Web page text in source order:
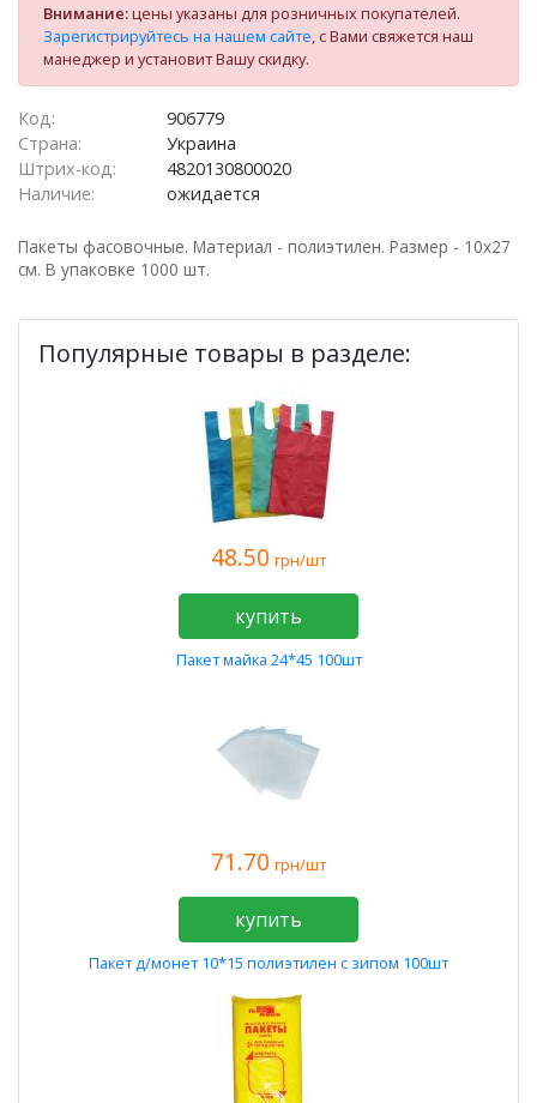
Внимание:цены указаны для розничных покупателей.
Зарегистрируйтесь на нашем сайте , с Вами свяжется наш
манеджер и установит Вашу скидку.
Код:
906779
Страна:
Украина
Штрих-код:
4820130800020
Наличие:
ожидается
Пакеты фасовочные. Материал - полиэтилен. Размер - 10х27
см. В упаковке 1000 шт.
Популярные товары в разделе:
48.50 грн/шт
купить
Пакет майка 24*45 100шт
71.70 грн/шт
купить
Пакет д/монет 10*15 полиэтилен с зипом 100шт